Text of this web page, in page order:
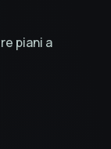
piani a